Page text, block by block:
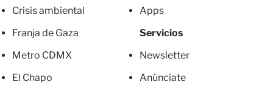
Crisis ambiental
Franja de Gaza
Metro CDMX
El Chapo
Apps
Servicios
Newsletter
Anúnciate